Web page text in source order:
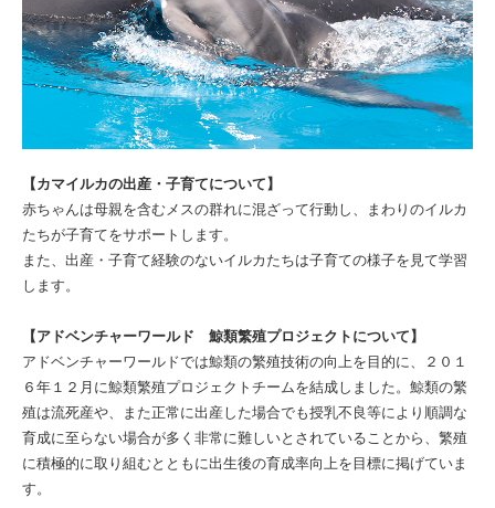
【カマイルカの出産・子育てについて】
赤ちゃんは母親を含むメスの群れに混ざって行動し、まわりのイルカ
たちが子育てをサポートします。
また、出産・子育て経験のないイルカたちは子育ての様子を見て学習
します。
【アドベンチャーワールド 鯨類繁殖プロジェクトについて】
アドベンチャーワールドでは鯨類の繁殖技術の向上を目的に、２０１
６年１２月に鯨類繁殖プロジェクトチームを結成しました。鯨類の繁
殖は流死産や、また正常に出産した場合でも授乳不良等により順調な
育成に至らない場合が多く非常に難しいとされていることから、繁殖
に積極的に取り組むとともに出生後の育成率向上を目標に掲げていま
す。